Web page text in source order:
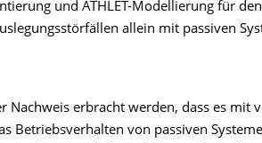
und ATHLET-Modellierung für
allein mit passiven
Nachweis erbracht werden, dass es mit
Betriebsverhalten von passiven